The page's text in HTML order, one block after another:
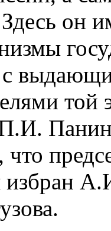
Здесь он
с
что